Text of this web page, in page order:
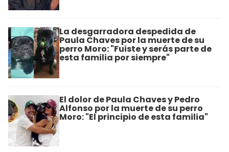
La desgarradora despedida de
Paula Chaves por la muerte de su
perro Moro: "Fuiste y serás parte de
esta familia por siempre"
El dolor de Paula Chaves y Pedro
Alfonso por la muerte de su perro
Moro: "El principio de esta familia"